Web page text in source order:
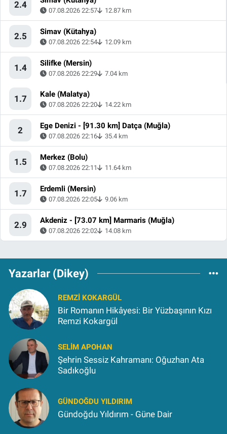
2.4
07.08.2026 22:57 12.87 km
2.5 Simav (Kütahya)
07.08.2026 22:54 12.09 km
1.4 Silifke (Mersin)
07.08.2026 22:29 7.04 km
1.7 Kale (Malatya)
07.08.2026 22:20 14.22 km
2 Ege Denizi - [91.30 km] Datça (Muğla)
07.08.2026 22:16 35.4 km
1.5 Merkez (Bolu)
07.08.2026 22:11 11.64 km
1.7 Erdemli (Mersin)
07.08.2026 22:05 9.06 km
2.9 Akdeniz - [73.07 km] Marmaris (Muğla)
07.08.2026 22:02 14.08 km
Yazarlar (Dikey)
REMZI KOKARGÜL
Bir Romanın Hikâyesi: Bir Yüzbaşının Kızı
Remzi Kokargül
SELIM APOHAN
Şehrin Sessiz Kahramanı: Oğuzhan Ata
Sadıkoğlu
GÜNDOĞDU YILDIRIM
Gündoğdu Yıldırım - Güne Dair